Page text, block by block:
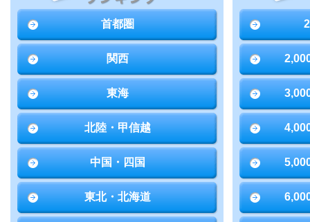
首都圏
関西
東海
北陸・甲信越
中国・四国
東北・北海道